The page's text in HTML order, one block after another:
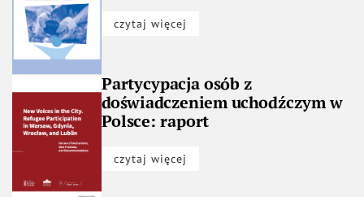
czytaj więcej
Partycypacja osób z
doświadczeniem uchodźczym w
Polsce: raport
czytaj więcej